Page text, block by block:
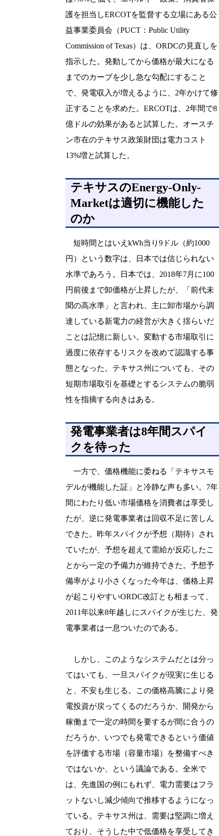
護を担当しERCOTを監督する立場にある公
益事業委員会（PUCT：Public Utility
Commission of Texas）は、ORDCの見直しを
指示した。発動してから価格が最大になる
までのカーブを少し急な勾配にすること
で、発電収入が増えるように、2年かけて修
正することを求めた。ERCOTは、2年間で8
億ドルの効果があると試算した。オースチ
ン市在のテキサス政策財団は電力コスト
13%増と試算した。
テキサスのEnergy-Only-
Marketは適切に機能した
のか
短時間とはいえkWh当り9ドル（約1000
円）という数字は、日本では信じられない
水準であろう。日本では、2018年7月に100
円前後まで卸価格が上昇したが、「前代未
聞の高水準」と言われ、主に卸市場から調
達している新電力の経営が大きく揺らいだ
ことは記憶に新しい。変動する市場取引に
過度に依存するリスクを改めて認識する事
態となった。テキサス州についても、その
短期市場取引を基礎とするシステムの脆弱
性を指摘する向きはある。
発電事業者は8年間スパイ
クを待った
一方で、価格機能に委ねる「テキサスモ
デルが機能した証」と冷静な声も多い。7年
間にわたり低い市場価格を消費者は享受し
たが、逆に発電事業者は回収不足に苦しん
できた。昨年スパイクが予想（期待）され
ていたが、予想を超えて需給が反応したこ
とから一定の予備力が維持できた。予想予
備率がより小さくなった今年は、価格上昇
が起こりやすいORDC改訂とも相まって、
2011年以来8年越しにスパイクが生じた、発
電事業者は一息ついたのである。
しかし、このようなシステムだとは分っ
てはいても、一旦スパイクが現実に生じる
と、不安も生じる。この価格高騰により発
電投資が戻ってくるのだろうか、開発から
稼働まで一定の時間を要するが間に合うの
だろうか、いつでも発電できるという価値
を評価する市場（容量市場）を整備すべき
ではないか、という議論である。全米で
は、先進国の例にもれず、電力需要はフラ
ットないし減少傾向で推移するようになっ
ている。テキサス州は、需要は堅調に増え
ており、そうした中で低価格を享受してき